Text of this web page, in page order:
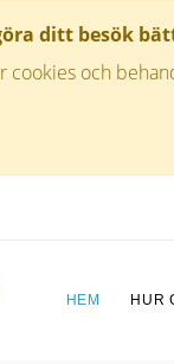
ditt besök
cookies och
HEM HUR